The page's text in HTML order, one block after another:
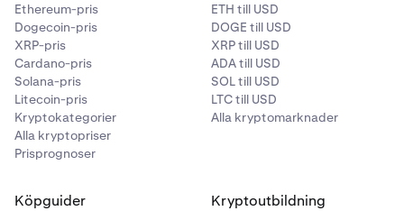
Ethereum-pris
Dogecoin-pris
XRP-pris
Cardano-pris
Solana-pris
Litecoin-pris
Kryptokategorier
Alla kryptopriser
Prisprognoser
ETH till USD
DOGE till USD
XRP till USD
ADA till USD
SOL till USD
LTC till USD
Alla kryptomarknader
Köpguider Kryptoutbildning